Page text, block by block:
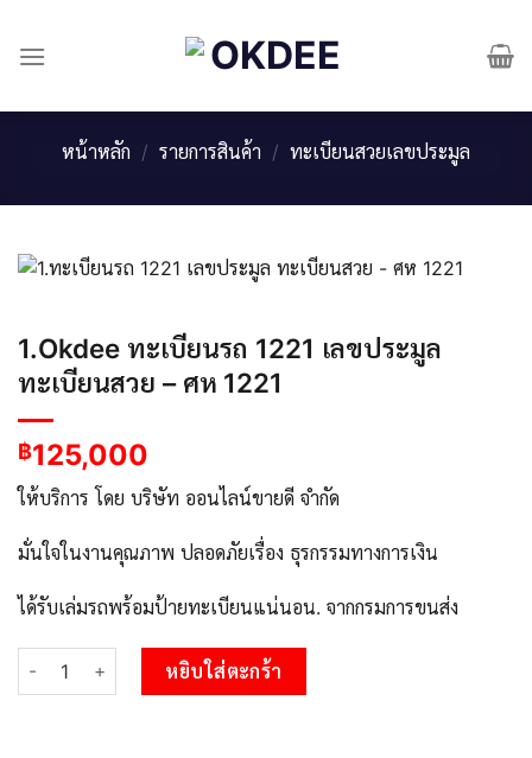
content
หน้าหลัก / รายการสินค้า / ทะเบียนสวยเลขประมูล
1.Okdee ทะเบียนรถ 1221 เลขประมูล
ทะเบียนสวย – ศห 1221
฿125,000
ให้บริการ โดย บริษัท ออนไลน์ขายดี จำกัด
มั่นใจในงานคุณภาพ ปลอดภัยเรื่อง ธุรกรรมทางการเงิน
ได้รับเล่มรถพร้อมป้ายทะเบียนแน่นอน. จากกรมการขนส่ง
จำนวน 1.Okdee ทะเบียนรถ 1221 เลขประมูล ทะเบียนสวย - ศห
หยิบใส่ตะกร้า